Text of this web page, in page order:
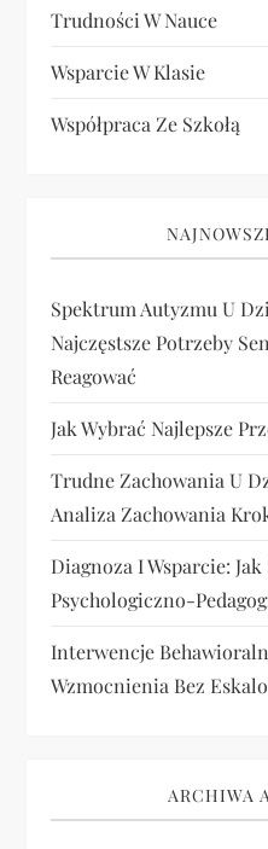
Trudności W Nauce
Wsparcie W Klasie
Współpraca Ze Szkołą
Spektrum Autyzmu U
Najczęstsze Potrzeby
Reagować
Jak Wybrać Najlepsze
Trudne Zachowania U
Analiza Zachowania
Diagnoza I Wsparcie:
Psychologiczno-
Interwencje
Wzmocnienia Bez
ARCHIWA